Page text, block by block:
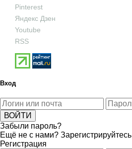
Pinterest
Яндекс Дзен
Youtube
RSS
Вход
Забыли пароль?
Ещё не с нами? Зарегистрируйтесь
Регистрация